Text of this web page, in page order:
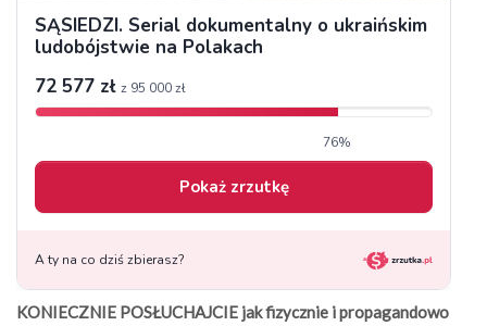
KONIECZNIE POSŁUCHAJCIE jak fizycznie i propagandowo